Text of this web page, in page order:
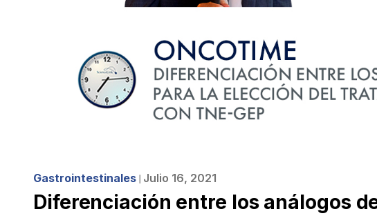
Gastrointestinales ❘ Julio 16, 2021
Diferenciación entre los análogos